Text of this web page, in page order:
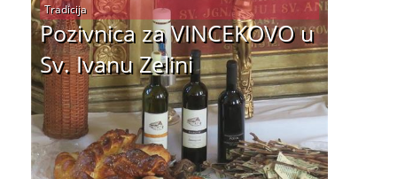
Pozivnica za VINCEKOVO u
Sv. Ivanu Zelini
Tradicija